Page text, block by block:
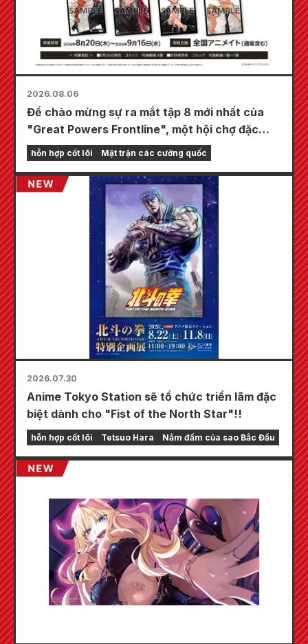
2026.08.06
Để chào mừng sự ra mắt tập 8 mới nhất của
"Great Powers Frontline", một hội chợ đặc
biệt sẽ được tổ chức tại các cửa hàng
Animate trên toàn quốc bắt đầu từ ngày 20
tháng 8, nơi bạn có thể nhận được một tấm
thẻ mini được vẽ đặc biệt (tổng cộng 4 loại)!
hỗn hợp cốt lõi Mặt trận các cường quốc
2026.07.30
Anime Tokyo Station sẽ tổ chức triển lãm đặc
biệt dành cho "Fist of the North Star"!!
hỗn hợp cốt lõi Tetsuo Hara Nắm đấm của sao Bắc Đẩu